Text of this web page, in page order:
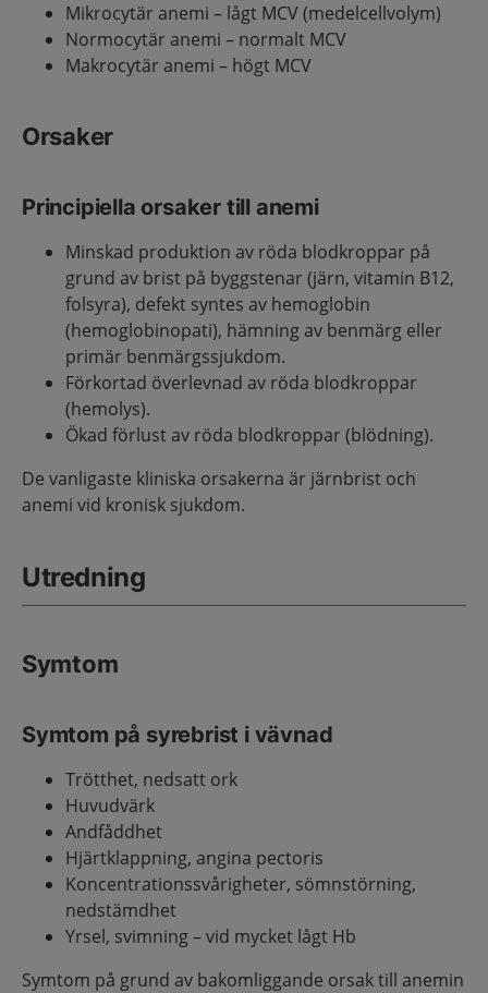
Mikrocytär anemi – lågt MCV (medelcellvolym)
Normocytär anemi – normalt MCV
Makrocytär anemi – högt MCV
Orsaker
Principiella orsaker till anemi
Minskad produktion av röda blodkroppar på
grund av brist på byggstenar (järn, vitamin B12,
folsyra), defekt syntes av hemoglobin
(hemoglobinopati), hämning av benmärg eller
primär benmärgssjukdom.
Förkortad överlevnad av röda blodkroppar
(hemolys).
Ökad förlust av röda blodkroppar (blödning).
De vanligaste kliniska orsakerna är järnbrist och
anemi vid kronisk sjukdom.
Utredning
Symtom
Symtom på syrebrist i vävnad
Trötthet, nedsatt ork
Huvudvärk
Andfåddhet
Hjärtklappning, angina pectoris
Koncentrationssvårigheter, sömnstörning,
nedstämdhet
Yrsel, svimning – vid mycket lågt Hb
Symtom på grund av bakomliggande orsak till anemin